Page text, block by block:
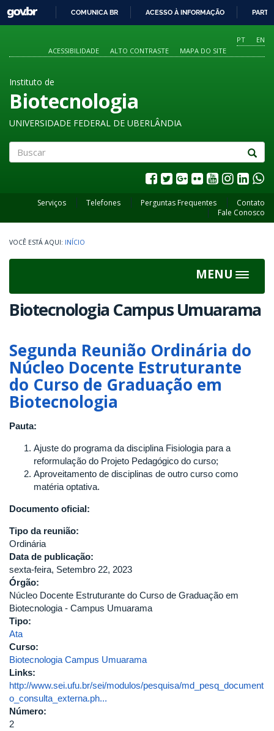
O
CONTEÚDO
GOVBR
COMUNICA BR ACESSO À INFORMAÇÃO
PT
EN
ACESSIBILIDADE
ALTO CONTRASTE MAPA DO SITE
Instituto de
Biotecnologia
UNIVERSIDADE FEDERAL DE UBERLÂNDIA
Serviços Telefones Perguntas Frequentes
Contato
Fale Conosco
INÍCIO
MENU
Toggle
Biotecnologia Campus Umuarama
Segunda Reunião Ordinária do
Núcleo Docente Estruturante
do Curso de Graduação em
Biotecnologia
Pauta:
Ajuste do programa da disciplina Fisiologia para a
reformulação do Projeto Pedagógico do curso;​
Aproveitamento de disciplinas de outro curso como
matéria optativa.
Documento oficial:
Tipo da reunião:
Ordinária
Data de publicação:
sexta-feira, Setembro 22, 2023
Órgão:
Núcleo Docente Estruturante do Curso de Graduação em
Biotecnologia - Campus Umuarama
Tipo:
Ata
Curso:
Biotecnologia Campus Umuarama
Links:
http://www.sei.ufu.br/sei/modulos/pesquisa/md_pesq_document
o_consulta_externa.ph...
Número:
2